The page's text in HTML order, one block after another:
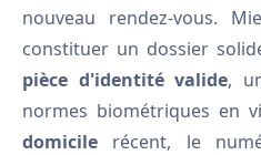
nouveau rendez-vous.
constituer un dossier
pièce d'identité valide,
normes biométriques en
domicile récent, le